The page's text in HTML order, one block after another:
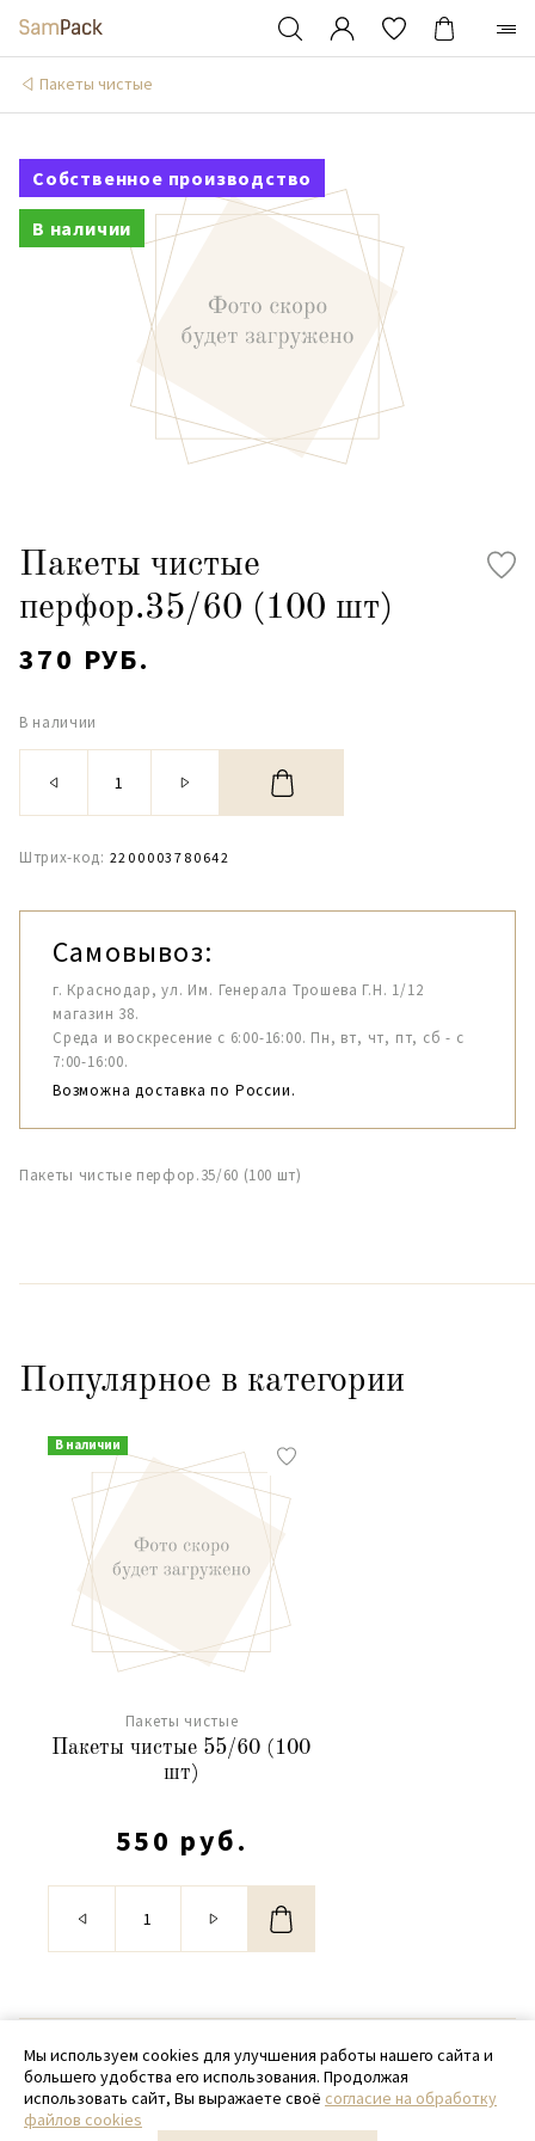
Пакеты чистые
Собственное производство
В наличии
Пакеты чистые
перфор.35/60 (100 шт)
370 РУБ.
В наличии
Штрих-код: 2200003780642
Самовывоз:
г. Краснодар, ул. Им. Генерала Трошева Г.Н. 1/12
магазин 38.
Среда и воскресение с 6:00-16:00. Пн, вт, чт, пт, сб - с
7:00-16:00.
Возможна доставка по России.
Пакеты чистые перфор.35/60 (100 шт)
Популярное в категории
В наличии
Пакеты чистые
Пакеты чистые 55/60 (100
шт)
550 руб.
© 2020 - 2026 SamPack
+ 7 (918) 699-97-87
zakaz@sampack.store
Мы используем cookies для улучшения работы нашего сайта и
большего удобства его использования. Продолжая
использовать сайт, Вы выражаете своё согласие на обработку
файлов cookies